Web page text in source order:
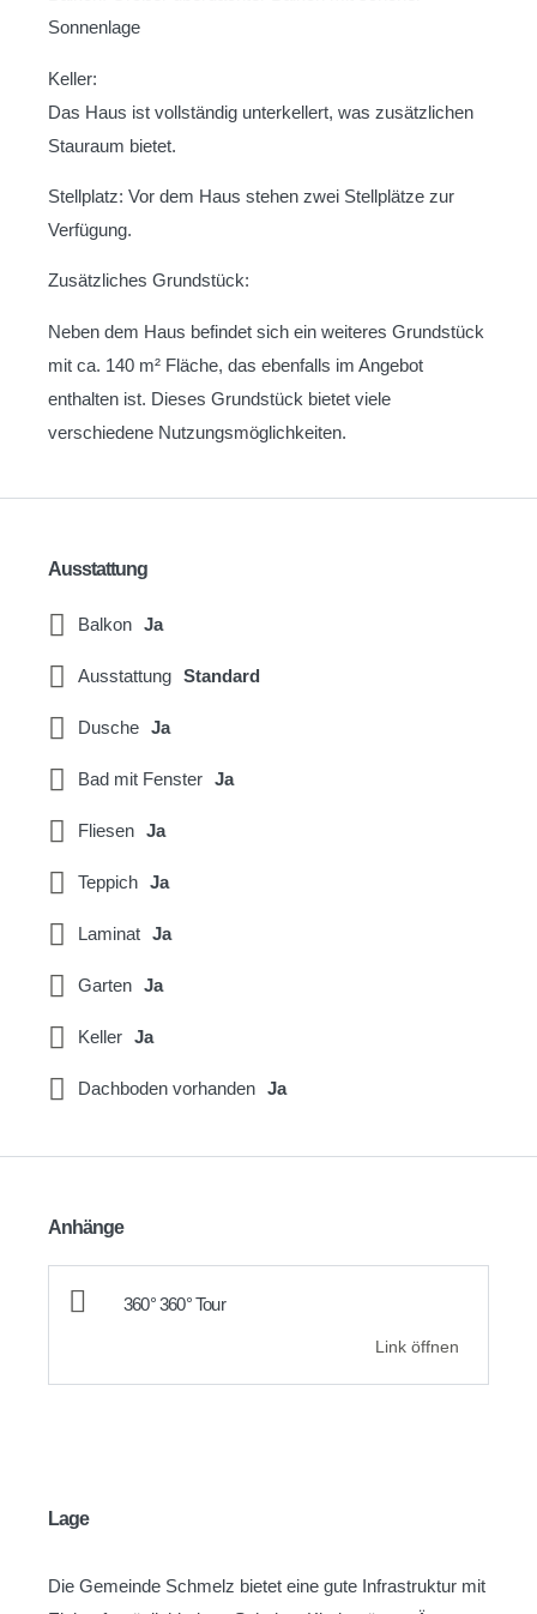
Sonnenlage
Keller:
Das Haus ist vollständig unterkellert, was zusätzlichen
Stauraum bietet.
Stellplatz: Vor dem Haus stehen zwei Stellplätze zur
Verfügung.
Zusätzliches Grundstück:
Neben dem Haus befindet sich ein weiteres Grundstück
mit ca. 140 m² Fläche, das ebenfalls im Angebot
enthalten ist. Dieses Grundstück bietet viele
verschiedene Nutzungsmöglichkeiten.
Ausstattung
Balkon Ja
Ausstattung Standard
Dusche Ja
Bad mit Fenster Ja
Fliesen Ja
Teppich Ja
Laminat Ja
Garten Ja
Keller Ja
Dachboden vorhanden Ja
Anhänge
360° 360° Tour
Link öffnen
Lage
Die Gemeinde Schmelz bietet eine gute Infrastruktur mit